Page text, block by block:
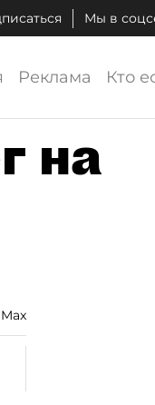
Мы в
Реклама Кто
на